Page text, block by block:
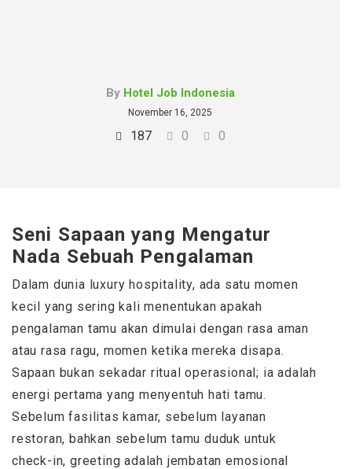
By Hotel Job Indonesia
November 16, 2025
187 0 0
Seni Sapaan yang Mengatur
Nada Sebuah Pengalaman
Dalam dunia luxury hospitality, ada satu momen
kecil yang sering kali menentukan apakah
pengalaman tamu akan dimulai dengan rasa aman
atau rasa ragu, momen ketika mereka disapa.
Sapaan bukan sekadar ritual operasional; ia adalah
energi pertama yang menyentuh hati tamu.
Sebelum fasilitas kamar, sebelum layanan
restoran, bahkan sebelum tamu duduk untuk
check-in, greeting adalah jembatan emosional